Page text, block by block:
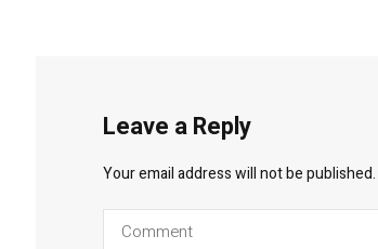
Leave a Reply
Your email address will not be published.